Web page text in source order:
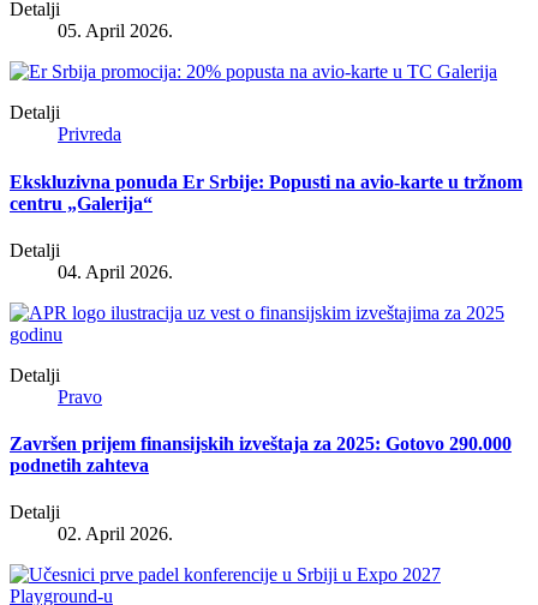
Detalji
05. April 2026.
Detalji
Privreda
Ekskluzivna ponuda Er Srbije: Popusti na avio-karte u tržnom
centru „Galerija“
Detalji
04. April 2026.
Detalji
Pravo
Završen prijem finansijskih izveštaja za 2025: Gotovo 290.000
podnetih zahteva
Detalji
02. April 2026.